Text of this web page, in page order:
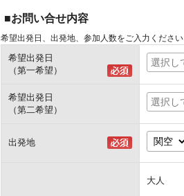
■お問い合せ内容
希望出発日、出発地、参加人数をご入力ください
希望出発日
（第一希望）
希望出発日
（第二希望）
出発地
大人